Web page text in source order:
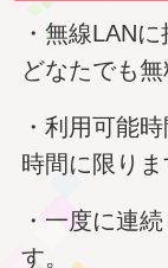
・無線LAN
どなたでも
・利用可能
時間に限りま
・一度に連
す。